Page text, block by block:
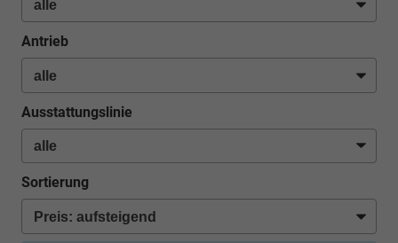
Antrieb
Ausstattungslinie
Sortierung